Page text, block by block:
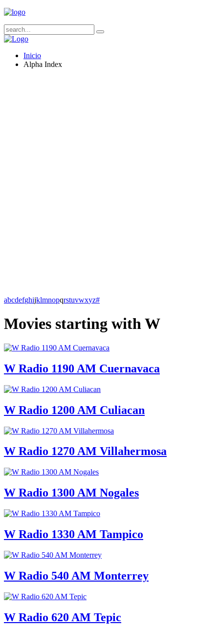
Inicio
Alpha Index
abcdefghijklmnopqrstuvwxyz#
Movies starting with W
W Radio 1190 AM Cuernavaca
W Radio 1200 AM Culiacan
W Radio 1270 AM Villahermosa
W Radio 1300 AM Nogales
W Radio 1330 AM Tampico
W Radio 540 AM Monterrey
W Radio 620 AM Tepic